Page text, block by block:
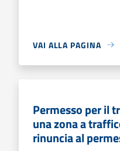
VAI ALLA PAGINA
Permesso per il
una zona a
rinuncia al